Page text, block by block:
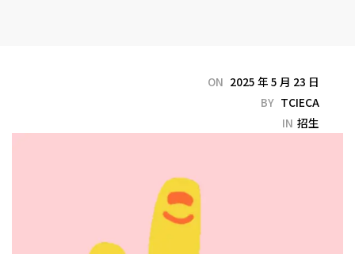
ON 2025 年 5 月 23 日
BY TCIECA
IN 招生